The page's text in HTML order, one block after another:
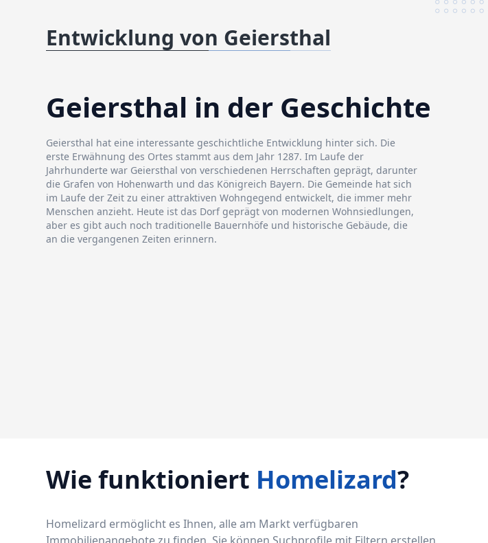
Entwicklung von Geiersthal
Geiersthal in der Geschichte
Geiersthal hat eine interessante geschichtliche Entwicklung hinter sich. Die
erste Erwähnung des Ortes stammt aus dem Jahr 1287. Im Laufe der
Jahrhunderte war Geiersthal von verschiedenen Herrschaften geprägt, darunter
die Grafen von Hohenwarth und das Königreich Bayern. Die Gemeinde hat sich
im Laufe der Zeit zu einer attraktiven Wohngegend entwickelt, die immer mehr
Menschen anzieht. Heute ist das Dorf geprägt von modernen Wohnsiedlungen,
aber es gibt auch noch traditionelle Bauernhöfe und historische Gebäude, die
an die vergangenen Zeiten erinnern.
Wie funktioniert Homelizard?
Homelizard ermöglicht es Ihnen, alle am Markt verfügbaren